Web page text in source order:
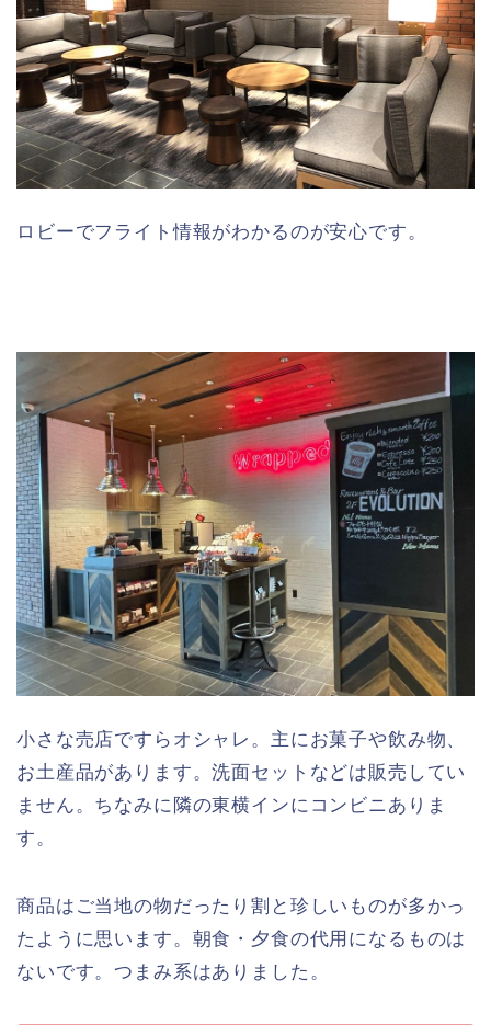
ロビーでフライト情報がわかるのが安心です。
小さな売店ですらオシャレ。主にお菓子や飲み物、
お土産品があります。洗面セットなどは販売してい
ません。ちなみに隣の東横インにコンビニありま
す。
商品はご当地の物だったり割と珍しいものが多かっ
たように思います。朝食・夕食の代用になるものは
ないです。つまみ系はありました。